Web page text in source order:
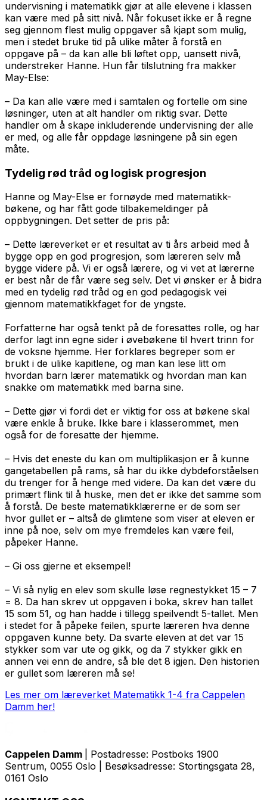
undervisning i matematikk gjør at alle elevene i klassen
kan være med på sitt nivå. Når fokuset ikke er å regne
seg gjennom flest mulig oppgaver så kjapt som mulig,
men i stedet bruke tid på ulike måter å forstå en
oppgave på – da kan alle bli løftet opp, uansett nivå,
understreker Hanne. Hun får tilslutning fra makker
May-Else:
– Da kan alle være med i samtalen og fortelle om sine
løsninger, uten at alt handler om riktig svar. Dette
handler om å skape inkluderende undervisning der alle
er med, og alle får oppdage løsningene på sin egen
måte.
Tydelig rød tråd og logisk progresjon
Hanne og May-Else er fornøyde med matematikk-
bøkene, og har fått gode tilbakemeldinger på
oppbygningen. Det setter de pris på:
– Dette læreverket er et resultat av ti års arbeid med å
bygge opp en god progresjon, som læreren selv må
bygge videre på. Vi er også lærere, og vi vet at lærerne
er best når de får være seg selv. Det vi ønsker er å bidra
med en tydelig rød tråd og en god pedagogisk vei
gjennom matematikkfaget for de yngste.
Forfatterne har også tenkt på de foresattes rolle, og har
derfor lagt inn egne sider i øvebøkene til hvert trinn for
de voksne hjemme. Her forklares begreper som er
brukt i de ulike kapitlene, og man kan lese litt om
hvordan barn lærer matematikk og hvordan man kan
snakke om matematikk med barna sine.
– Dette gjør vi fordi det er viktig for oss at bøkene skal
være enkle å bruke. Ikke bare i klasserommet, men
også for de foresatte der hjemme.
– Hvis det eneste du kan om multiplikasjon er å kunne
gangetabellen på rams, så har du ikke dybdeforståelsen
du trenger for å henge med videre. Da kan det være du
primært flink til å huske, men det er ikke det samme som
å forstå. De beste matematikklærerne er de som ser
hvor gullet er – altså de glimtene som viser at eleven er
inne på noe, selv om mye fremdeles kan være feil,
påpeker Hanne.
– Gi oss gjerne et eksempel!
– Vi så nylig en elev som skulle løse regnestykket 15 – 7
= 8. Da han skrev ut oppgaven i boka, skrev han tallet
15 som 51, og han hadde i tillegg speilvendt 5-tallet. Men
i stedet for å påpeke feilen, spurte læreren hva denne
oppgaven kunne bety. Da svarte eleven at det var 15
stykker som var ute og gikk, og da 7 stykker gikk en
annen vei enn de andre, så ble det 8 igjen. Den historien
er gullet som læreren må se!
Les mer om læreverket Matematikk 1-4 fra Cappelen
Damm her!
Cappelen Damm
| Postadresse: Postboks 1900
Sentrum, 0055 Oslo | Besøksadresse: Stortingsgata 28,
0161 Oslo